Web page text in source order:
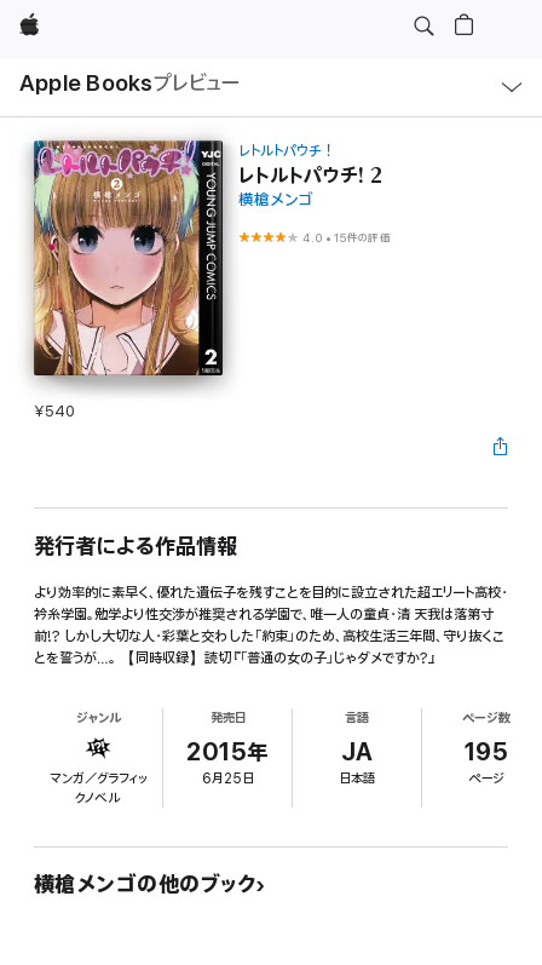
Apple
Apple Booksプレビュー
ル
レトルトパウチ！
レトルトパウチ! 2
横槍メンゴ
4.0 •15件の評価
¥540
発行者による作品情報
より効率的に素早く、優れた遺伝子を残すことを目的に設立された超エリート高校・
衿糸学園。勉学より性交渉が推奨される学園で、唯一人の童貞・清 天我は落第寸
前!? しかし大切な人・彩葉と交わした「約束」のため、高校生活三年間、守り抜くこ
とを誓うが…。 【同時収録】読切『「普通の女の子」じゃダメですか?』
ジャンル
マンガ／グラフィッ
クノベル
発売日
2015年
6月25日
言語
JA
日本語
ページ数
195
ページ
横槍メンゴの他のブック